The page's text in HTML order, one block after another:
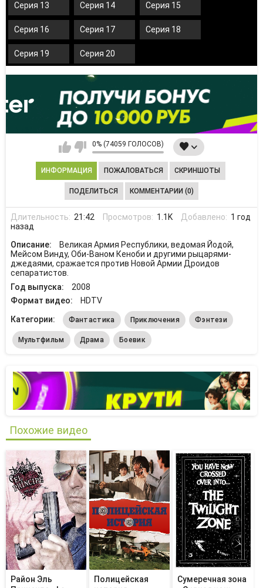
Серия 13 Серия 14 Серия 15
Серия 16 Серия 17 Серия 18
Серия 19 Серия 20
0% (74059 ГОЛОСОВ)
ИНФОРМАЦИЯ ПОЖАЛОВАТЬСЯ СКРИНШОТЫ
ПОДЕЛИТЬСЯ КОММЕНТАРИИ (0)
Длительность: 21:42 Просмотров: 1.1K Добавлено: 1 год
назад
Описание:
Великая Армия Республики, ведомая Йодой,
Мейсом Винду, Оби-Ваном Кеноби и другими рыцарями-
джедаями, сражается против Новой Армии Дроидов
сепаратистов.
Год выпуска:
2008
Формат видео:
HDTV
Категории:
Фантастика Приключения Фэнтези
Мультфильм Драма Боевик
Похожие видео
Район Эль
Полицейская
Сумеречная зона